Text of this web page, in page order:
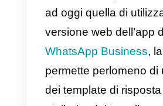
Questo limite ha
aziende che
integrare
comunicazione